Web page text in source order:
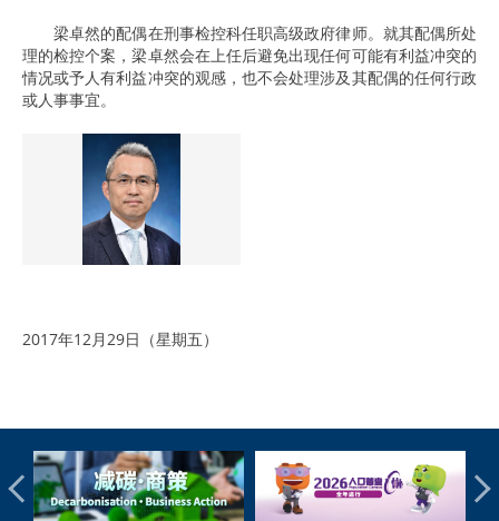
梁卓然的配偶在刑事检控科任职高级政府律师。就其配偶所处
理的检控个案，梁卓然会在上任后避免出现任何可能有利益冲突的
情况或予人有利益冲突的观感，也不会处理涉及其配偶的任何行政
或人事事宜。
2017年12月29日（星期五）